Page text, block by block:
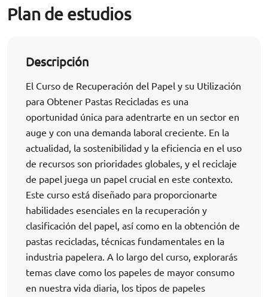
Plan de estudios
Descripción
El Curso de Recuperación del Papel y su Utilización
para Obtener Pastas Recicladas es una
oportunidad única para adentrarte en un sector en
auge y con una demanda laboral creciente. En la
actualidad, la sostenibilidad y la eficiencia en el uso
de recursos son prioridades globales, y el reciclaje
de papel juega un papel crucial en este contexto.
Este curso está diseñado para proporcionarte
habilidades esenciales en la recuperación y
clasificación del papel, así como en la obtención de
pastas recicladas, técnicas fundamentales en la
industria papelera. A lo largo del curso, explorarás
temas clave como los papeles de mayor consumo
en nuestra vida diaria, los tipos de papeles